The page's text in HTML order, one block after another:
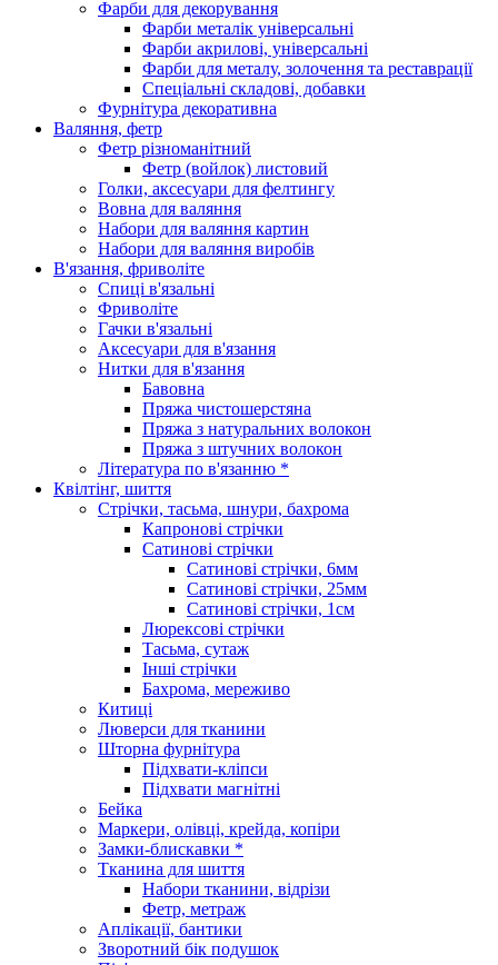
Фарби для декорування
Фарби металік універсальні
Фарби акрилові, універсальні
Фарби для металу, золочення та реставрації
Спеціальні складові, добавки
Фурнітура декоративна
Валяння, фетр
Фетр різноманітний
Фетр (войлок) листовий
Голки, аксесуари для фелтингу
Вовна для валяння
Набори для валяння картин
Набори для валяння виробів
В'язання, фриволіте
Спиці в'язальні
Фриволіте
Гачки в'язальні
Аксесуари для в'язання
Нитки для в'язання
Бавовна
Пряжа чистошерстяна
Пряжа з натуральних волокон
Пряжа з штучних волокон
Література по в'язанню *
Квілтінг, шиття
Стрічки, тасьма, шнури, бахрома
Капронові стрічки
Сатинові стрічки
Сатинові стрічки, 6мм
Сатинові стрічки, 25мм
Сатинові стрічки, 1см
Люрексові стрічки
Тасьма, сутаж
Інші стрічки
Бахрома, мереживо
Китиці
Люверси для тканини
Шторна фурнітура
Підхвати-кліпси
Підхвати магнітні
Бейка
Маркери, олівці, крейда, копіри
Замки-блискавки *
Тканина для шиття
Набори тканини, відрізи
Фетр, метраж
Аплікації, бантики
Зворотний бік подушок